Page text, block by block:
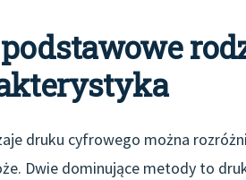
druku cyfrowego można
Dwie dominujące metody to